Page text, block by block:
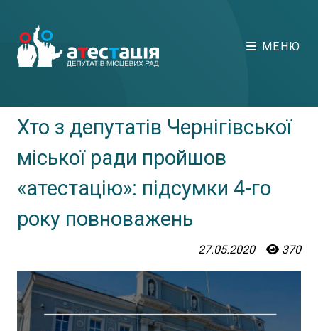
МЕНЮ
Хто з депутатів Чернігівської
міської ради пройшов
«атестацію»: підсумки 4-го
року повноважень
27.05.2020 370